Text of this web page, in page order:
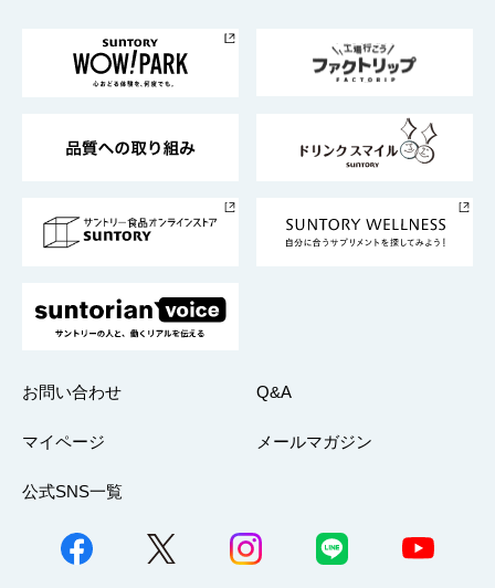
地域情報
サントリーサンバーズ大阪
サントリーが考えるサステナビリティ経営
企業概要
採用情報
お問い合わせ Q&A
マイページ メールマガジン
公式SNS一覧